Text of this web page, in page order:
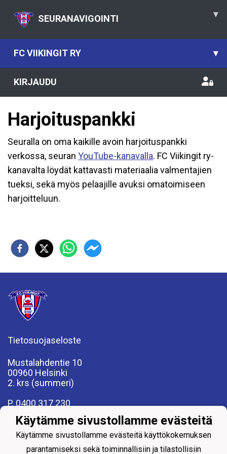
SEURANAVIGOINTI ▾
FC VIIKINGIT RY ▾
KIRJAUDU
Harjoituspankki
Seuralla on oma kaikille avoin harjoituspankki
verkossa, seuran YouTube-kanavalla. FC Viikingit ry-
kanavalta löydät kattavasti materiaalia valmentajien
tueksi, sekä myös pelaajille avuksi omatoimiseen
harjoitteluun.
Tietosuojaseloste
Mustalahdentie 10
00960 Helsinki
2. krs (summeri)
P. 0400 317 230
fcviikingit@fcviikingit.com
www.fcviikingit.fi
Käytämme sivustollamme evästeitä
Käytämme sivustollamme evästeitä käyttökokemuksen
parantamiseksi sekä toiminnallisiin ja tilastollisiin